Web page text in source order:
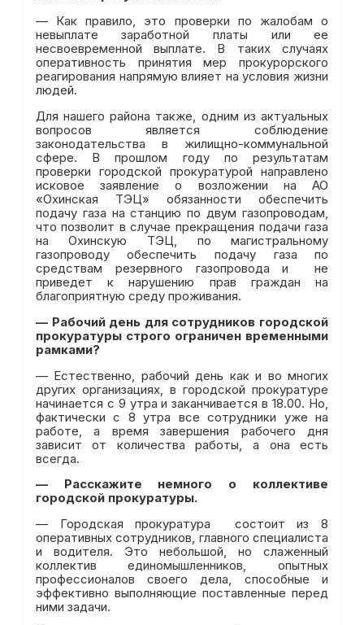
— Как правило, это проверки по жалобам о
невыплате заработной платы или ее
несвоевременной выплате. В таких случаях
оперативность принятия мер прокурорского
реагирования напрямую влияет на условия жизни
людей.
Для нашего района также, одним из актуальных
вопросов является соблюдение
законодательства в жилищно-коммунальной
сфере. В прошлом году по результатам
проверки городской прокуратурой направлено
исковое заявление о возложении на АО
«Охинская ТЭЦ» обязанности обеспечить
подачу газа на станцию по двум газопроводам,
что позволит в случае прекращения подачи газа
на Охинскую ТЭЦ, по магистральному
газопроводу обеспечить подачу газа по
средствам резервного газопровода и не
приведет к нарушению прав граждан на
благоприятную среду проживания.
—Рабочий день для сотрудников городской
прокуратуры строго ограничен временными
рамками?
— Естественно, рабочий день как и во многих
других организациях, в городской прокуратуре
начинается с 9 утра и заканчивается в 18.00. Но,
фактически с 8 утра все сотрудники уже на
работе, а время завершения рабочего дня
зависит от количества работы, а она есть
всегда.
—Расскажите немного о коллективе
городской прокуратуры.
— Городская прокуратура состоит из 8
оперативных сотрудников, главного специалиста
и водителя. Это небольшой, но слаженный
коллектив единомышленников, опытных
профессионалов своего дела, способные и
эффективно выполняющие поставленные перед
ними задачи.